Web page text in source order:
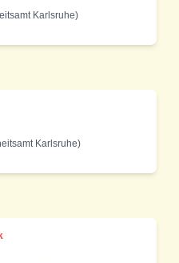
Karlsruhe)
Karlsruhe)